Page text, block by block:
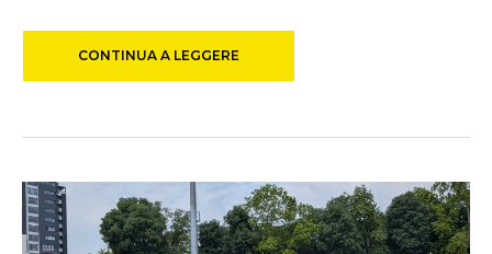
CONTINUA A LEGGERE